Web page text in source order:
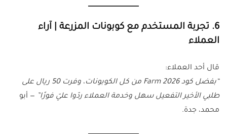
6. تجربة المستخدم مع كوبونات المزرعة | آراء
العملاء
قال أحد العملاء:
“بفضل كود Farm 2026 من كل الكوبونات، وفرت 50 ريال على
طلبي الأخير التفعيل سهل وخدمة العملاء ردّوا عليّ فورًا” — أبو
محمد، جدة.